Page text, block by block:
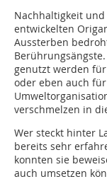
Nachhaltigkeit und
entwickelten
Aussterben
genutzt werden
oder eben auch
verschmelzen in
Wer steckt hinter
bereits sehr
konnten sie
auch umsetzen